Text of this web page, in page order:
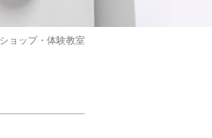
ョップ・体験教室